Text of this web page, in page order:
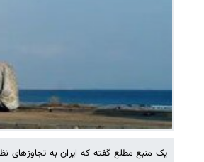
یک منبع مطلع گفته که ایران به تجاوزهای